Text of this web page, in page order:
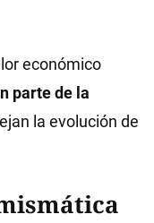
económico
parte de la
la evolución de